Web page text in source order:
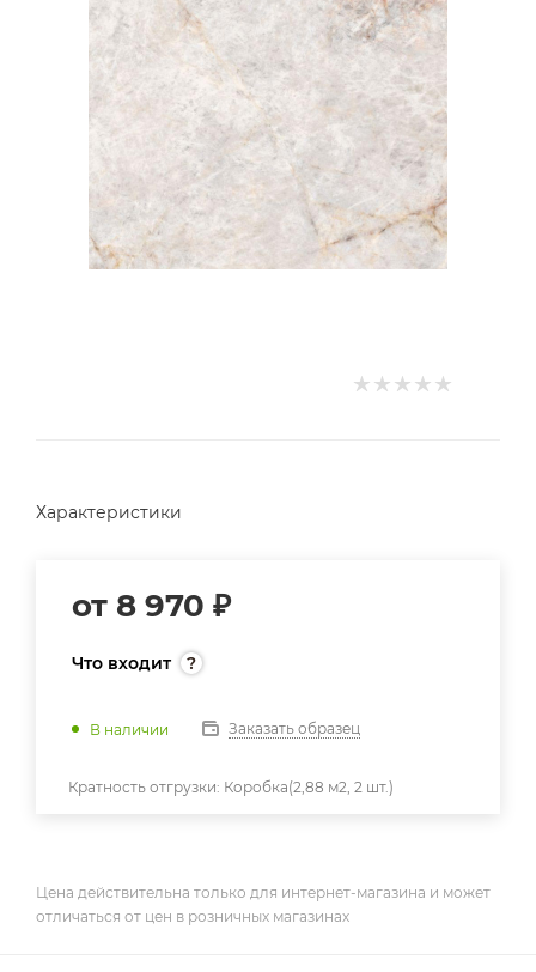
Характеристики
от 8 970 ₽
Что входит
В наличии Заказать образец
Кратность отгрузки: Коробка(2,88 м2, 2 шт.)
Цена действительна только для интернет-магазина и может
отличаться от цен в розничных магазинах